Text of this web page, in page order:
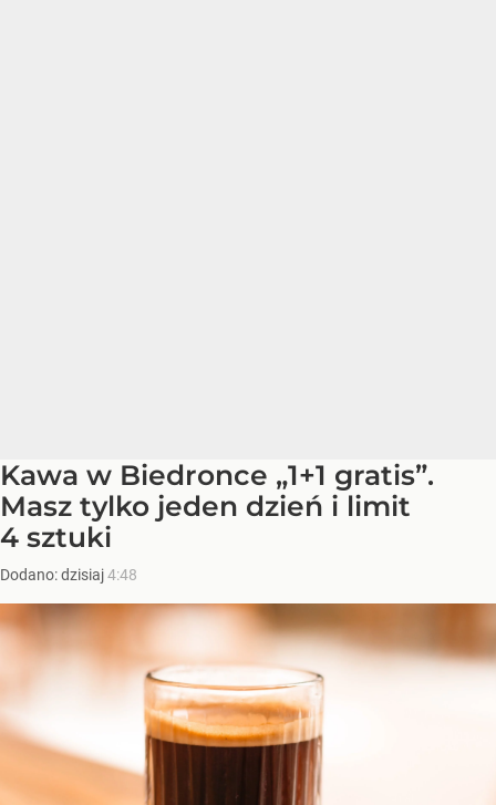
Kawa w Biedronce „1+1 gratis”.
Masz tylko jeden dzień i limit
4 sztuki
Dodano:dzisiaj4:48